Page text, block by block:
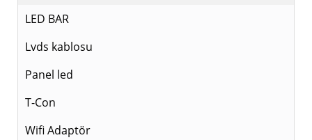
LED BAR
Lvds kablosu
Panel led
T-Con
Wifi Adaptör